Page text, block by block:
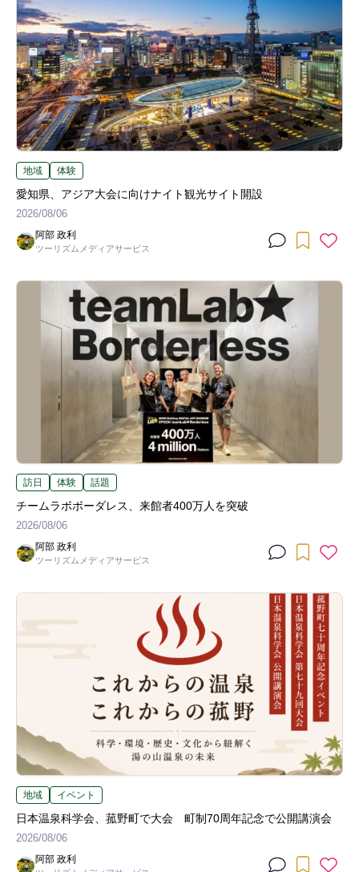
地域 体験
愛知県、アジア大会に向けナイト観光サイト開設
2026/08/06
阿部 政利
ツーリズムメディアサービス
訪日 体験 話題
チームラボボーダレス、来館者400万人を突破
2026/08/06
阿部 政利
ツーリズムメディアサービス
地域 イベント
日本温泉科学会、菰野町で大会 町制70周年記念で公開講演会
2026/08/06
阿部 政利